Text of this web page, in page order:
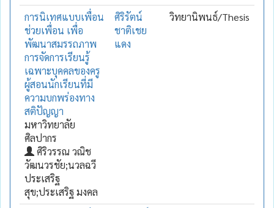
การนิเทศแบบเพื่อน
ช่วยเพื่อน เพื่อ
พัฒนาสมรรถภาพ
การจัดการเรียนรู้
เฉพาะบุคคลของครู
ผู้สอนนักเรียนที่มี
ความบกพร่องทาง
สติปัญญา
มหาวิทยาลัย
ศิลปากร
ศิริวรรณ วณิช
วัฒนวรชัย;นวลฉวี
ประเสริฐ
สุข;ประเสริฐ มงคล
ศิริรัตน์
ชาติเชย
แดง
วิทยานิพนธ์/Thesis